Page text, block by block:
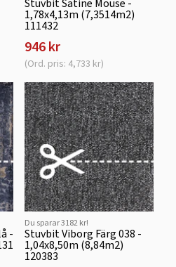
Stuvbit Satine Mouse -
1,78x4,13m (7,3514m2)
111432
946 kr
(Ord. pris: 4,733 kr)
-
Du sparar 3182 kr!
Stuvbit Viborg Färg 038 -
1,04x8,50m (8,84m2)
120383